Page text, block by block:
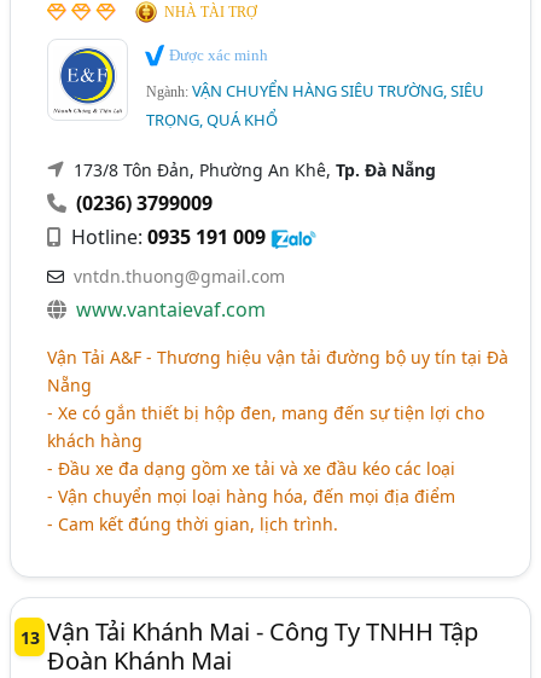
NHÀ TÀI TRỢ
Được xác minh
Ngành:VẬN CHUYỂN HÀNG SIÊU TRƯỜNG, SIÊU
TRỌNG, QUÁ KHỔ
173/8 Tôn Đản, Phường An Khê,Tp. Đà Nẵng
(0236) 3799009
Hotline:0935 191 009
vntdn.thuong@gmail.com
www.vantaievaf.com
Vận Tải A&F - Thương hiệu vận tải đường bộ uy tín tại Đà
Nẵng
- Xe có gắn thiết bị hộp đen, mang đến sự tiện lợi cho
khách hàng
- Đầu xe đa dạng gồm xe tải và xe đầu kéo các loại
- Vận chuyển mọi loại hàng hóa, đến mọi địa điểm
- Cam kết đúng thời gian, lịch trình.
13 Vận Tải Khánh Mai - Công Ty TNHH Tập
Đoàn Khánh Mai